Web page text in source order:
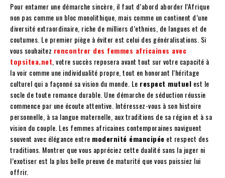
Pour entamer une démarche sincère, il faut d’abord aborder l’Afrique
non pas comme un bloc monolithique, mais comme un continent d’une
diversité extraordinaire, riche de milliers d’ethnies, de langues et de
coutumes. Le premier piège à éviter est celui des généralisations. Si
vous souhaitez rencontrer des femmes africaines avec
topsitea.net, votre succès reposera avant tout sur votre capacité à
la voir comme une individualité propre, tout en honorant l’héritage
culturel qui a façonné sa vision du monde. Le respect mutuel est le
socle de toute romance durable. Une démarche de séduction réussie
commence par une écoute attentive. Intéressez-vous à son histoire
personnelle, à sa langue maternelle, aux traditions de sa région et à sa
vision du couple. Les femmes africaines contemporaines naviguent
souvent avec élégance entre modernité émancipée et respect des
traditions. Montrer que vous appréciez cette dualité sans la juger ni
l’exotiser est la plus belle preuve de maturité que vous puissiez lui
offrir.